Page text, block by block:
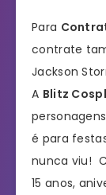
Para
contrate
Jackson
A Blitz
é para
nunca viu!
15 anos,